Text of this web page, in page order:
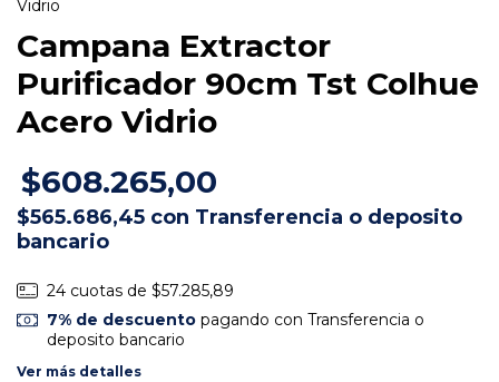
Vidrio
Campana Extractor
Purificador 90cm Tst Colhue
Acero Vidrio
$608.265,00
$565.686,45 con Transferencia o deposito
bancario
24 cuotas de $57.285,89
7% de descuentopagando con Transferencia o
deposito bancario
Ver más detalles